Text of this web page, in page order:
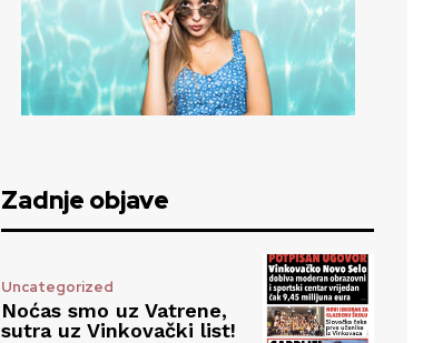
Zadnje objave
Uncategorized
Noćas smo uz Vatrene,
sutra uz Vinkovački list!